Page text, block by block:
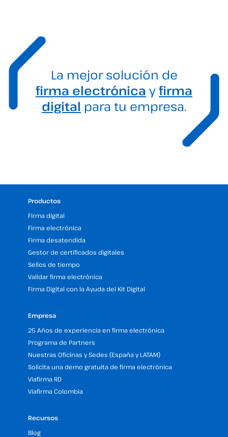
La mejor solución de
firma electrónica yfirma
digital para tu empresa.
Productos
Firma digital
Firma electrónica
Firma desatendida
Gestor de certificados digitales
Sellos de tiempo
Validar firma electrónica
Firma Digital con la Ayuda del Kit Digital
Empresa
25 Años de experiencia en firma electrónica
Programa de Partners
Nuestras Oficinas y Sedes (España y LATAM)
Solicita una demo gratuita de firma electrónica
Viafirma RD
Viafirma Colombia
Recursos
Blog